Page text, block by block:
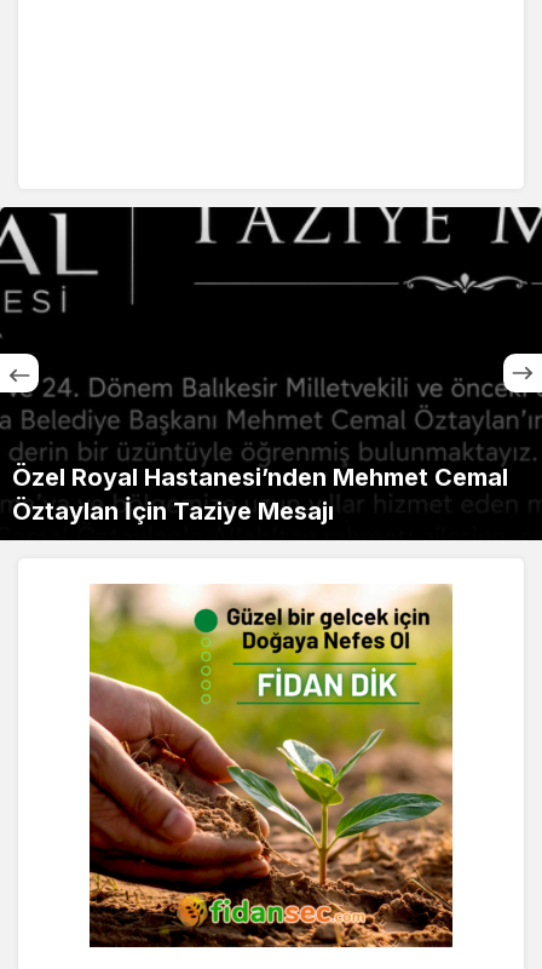
Tekirdağ Bandırma Feribot Saatleri ve
Fiyatları 2026